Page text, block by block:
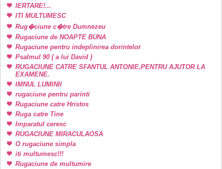
IERTARE!...
ITI MULTUMESC
Rug�ciune c�tre Dumnezeu
Rugaciune de NOAPTE BUNA
Rugaciune pentru indeplinirea dorintelor
Psalmul 90 ( a lui David )
RUGACIUNE CATRE SFANTUL ANTONIE,PENTRU AJUTOR LA
EXAMENE.
IMNUL LUMINII
rugaciune pentru parinti
Rugaciune catre Hristos
Ruga catre Tine
Imparatul ceresc
RUGACIUNE MIRACULAOSA
O rugaciune simpla
iti multumesc!!!
Rugaciune de multumire